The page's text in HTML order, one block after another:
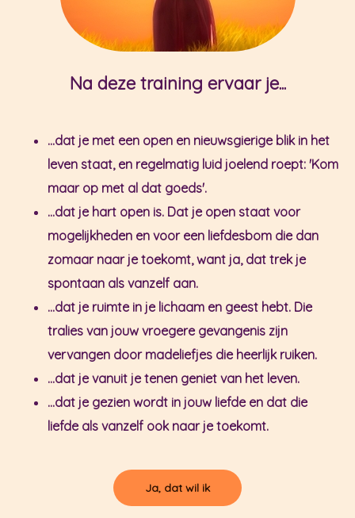
Na deze training ervaar je...
...dat je met een open en nieuwsgierige blik in het
leven staat, en regelmatig luid joelend roept: 'Kom
maar op met al dat goeds'.
...dat je hart open is. Dat je open staat voor
mogelijkheden en voor een liefdesbom die dan
zomaar naar je toekomt, want ja, dat trek je
spontaan als vanzelf aan.
...dat je ruimte in je lichaam en geest hebt. Die
tralies van jouw vroegere gevangenis zijn
vervangen door madeliefjes die heerlijk ruiken.
...dat je vanuit je tenen geniet van het leven.
...dat je gezien wordt in jouw liefde en dat die
liefde als vanzelf ook naar je toekomt.
Ja, dat wil ik